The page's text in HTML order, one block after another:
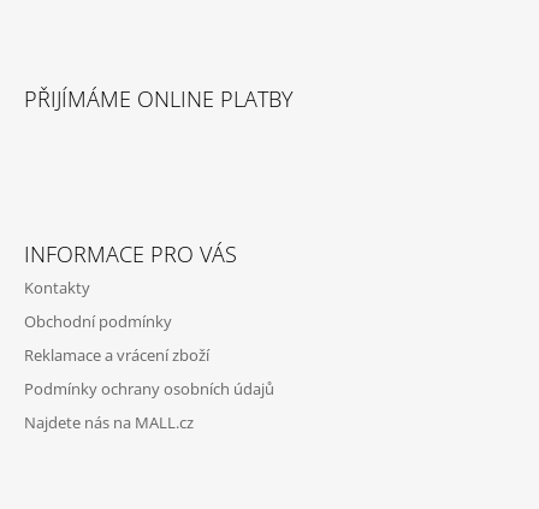
PŘIJÍMÁME ONLINE PLATBY
INFORMACE PRO VÁS
Kontakty
Obchodní podmínky
Reklamace a vrácení zboží
Podmínky ochrany osobních údajů
Najdete nás na MALL.cz